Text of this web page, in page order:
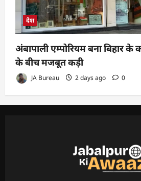
देश
अंबापाली एम्पोरियम बना बिहार के
के बीच मजबूत कड़ी
JA Bureau 2 days ago 0